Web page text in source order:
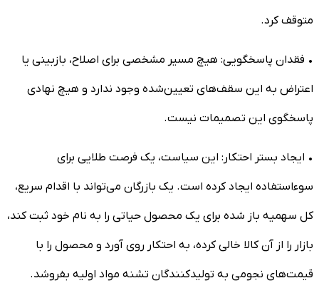
متوقف کرد.
• فقدان پاسخگویی: هیچ مسیر مشخصی برای اصلاح، بازبینی یا
اعتراض به این سقف‌های تعیین‌شده وجود ندارد و هیچ نهادی
پاسخگوی این تصمیمات نیست.
• ایجاد بستر احتکار: این سیاست، یک فرصت طلایی برای
سوءاستفاده ایجاد کرده است. یک بازرگان می‌تواند با اقدام سریع،
کل سهمیه باز شده برای یک محصول حیاتی را به نام خود ثبت کند،
بازار را از آن کالا خالی کرده، به احتکار روی آورد و محصول را با
قیمت‌های نجومی به تولیدکنندگان تشنه مواد اولیه بفروشد.